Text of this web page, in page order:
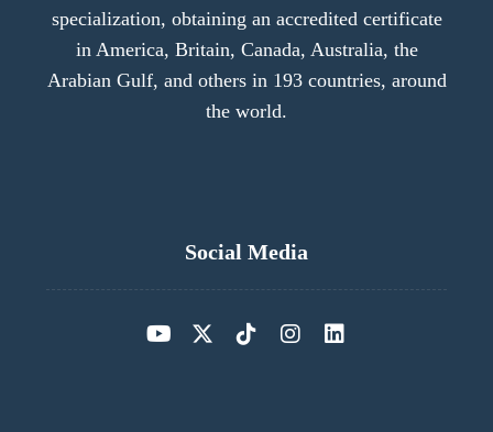
specialization, obtaining an accredited certificate
in America, Britain, Canada, Australia, the
Arabian Gulf, and others in 193 countries, around
the world.
Social Media